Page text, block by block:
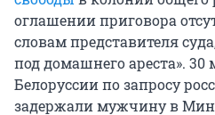
оглашении приговора
словам представителя
под домашнего ареста».
Белоруссии по запросу
задержали мужчину в